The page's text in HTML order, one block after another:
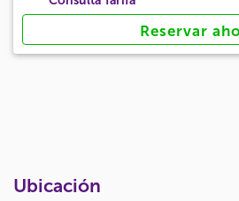
Reservar
Ubicación